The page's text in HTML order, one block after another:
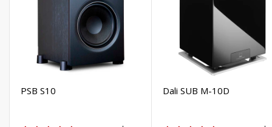
PSB S10 Dali SUB M-10D